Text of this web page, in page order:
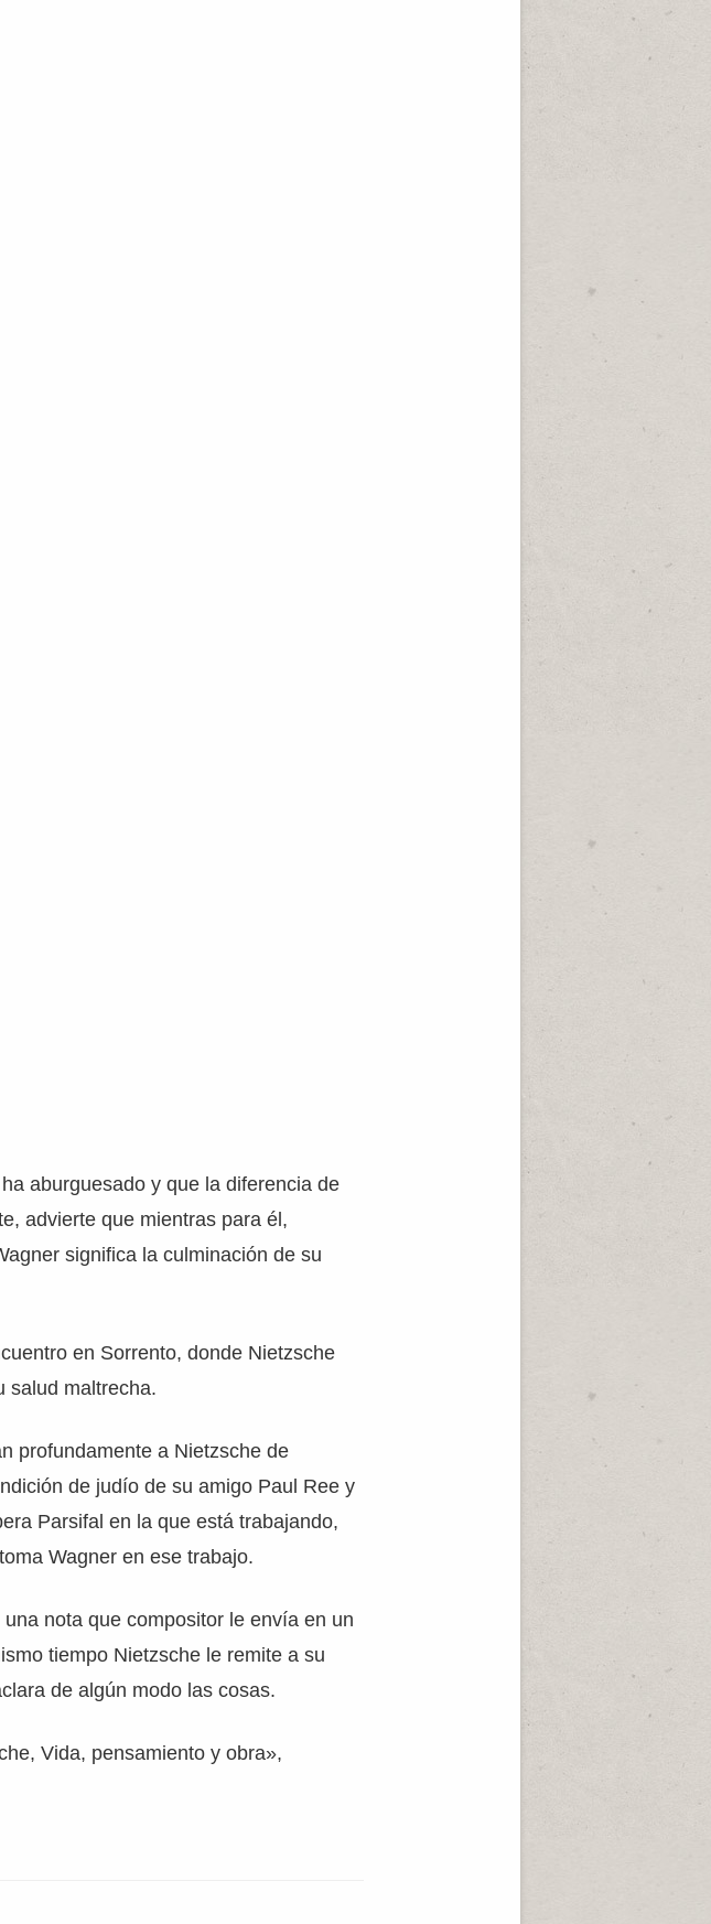
aburguesado y que la diferencia de
advierte que mientras para él,
significa la culminación de su
en Sorrento, donde Nietzsche
salud maltrecha.
profundamente a Nietzsche de
de judío de su amigo Paul Ree y
Parsifal en la que está trabajando,
Wagner en ese trabajo.
nota que compositor le envía en un
tiempo Nietzsche le remite a su
de algún modo las cosas.
Vida, pensamiento y obra»,